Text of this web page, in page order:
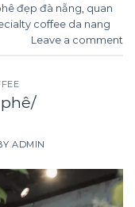
đẹp đà nẵng, quan
coffee da nang
Leave a comment
ADMIN